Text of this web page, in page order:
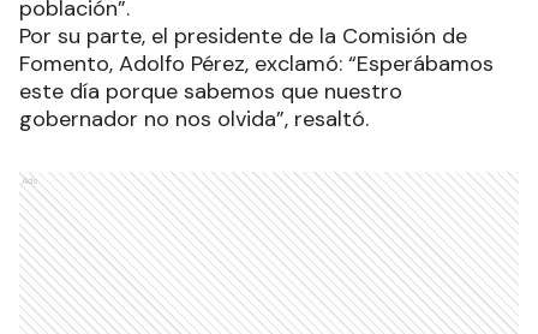
población”.
Por su parte, el presidente de la Comisión de
Fomento, Adolfo Pérez, exclamó: “Esperábamos
este día porque sabemos que nuestro
gobernador no nos olvida”, resaltó.
Ads